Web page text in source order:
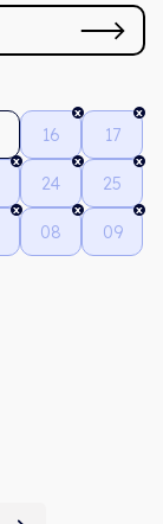
16 17
24 25
08 09